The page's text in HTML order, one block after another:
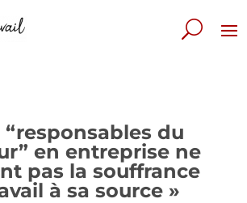
“responsables du
en entreprise ne
pas la souffrance
à sa source »